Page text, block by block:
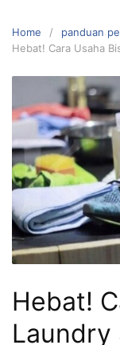
Home
panduan
Hebat! Cara Usaha
Hebat!
Laundry